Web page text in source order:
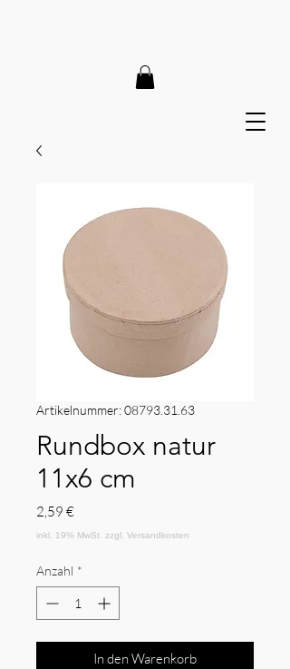
Artikelnummer: 08793.31.63
Rundbox natur
11x6 cm
2,59 €Preis
Anzahl *
In den Warenkorb